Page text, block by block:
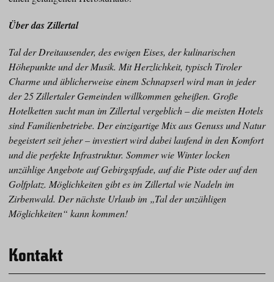
Über das Zillertal
Tal der Dreitausender, des ewigen Eises, der kulinarischen
Höhepunkte und der Musik. Mit Herzlichkeit, typisch Tiroler
Charme und üblicherweise einem Schnapserl wird man in jeder
der 25 Zillertaler Gemeinden willkommen geheißen. Große
Hotelketten sucht man im Zillertal vergeblich – die meisten Hotels
sind Familienbetriebe. Der einzigartige Mix aus Genuss und Natur
begeistert seit jeher – investiert wird dabei laufend in den Komfort
und die perfekte Infrastruktur. Sommer wie Winter locken
unzählige Angebote auf Gebirgspfade, auf die Piste oder auf den
Golfplatz. Möglichkeiten gibt es im Zillertal wie Nadeln im
Zirbenwald. Der nächste Urlaub im „Tal der unzähligen
Möglichkeiten“ kann kommen!
Kontakt